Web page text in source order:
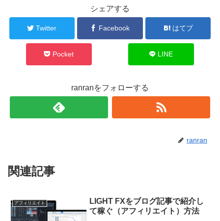
シェアする
Twitter Facebook はてブ
Pocket LINE
ranranをフォローする
ranran
関連記事
アフィリエイト
LIGHT FXをブログ記事で紹介し
て稼ぐ（アフィリエイト）方法